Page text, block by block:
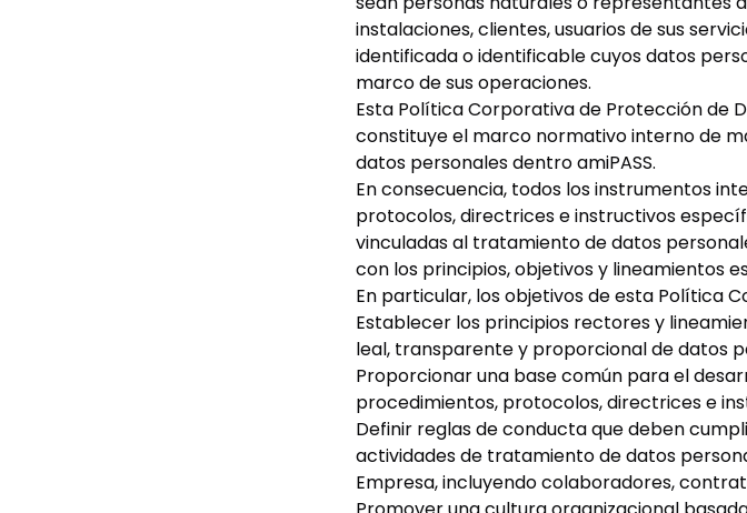
instalaciones, clientes, usuarios de sus
identificada o identificable cuyos datos
marco de sus operaciones.
Esta Política Corporativa de Protección de
constituye el marco normativo interno de
datos personales dentro amiPASS.
En consecuencia, todos los instrumentos
protocolos, directrices e instructivos
vinculadas al tratamiento de datos
con los principios, objetivos y lineamientos
En particular, los objetivos de esta Política
Establecer los principios rectores y
leal, transparente y proporcional de datos
Proporcionar una base común para el
procedimientos, protocolos, directrices e
Definir reglas de conducta que deben
actividades de tratamiento de datos
Empresa, incluyendo colaboradores,